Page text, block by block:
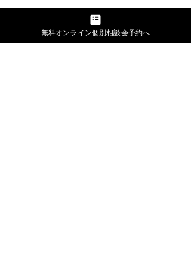
無料オンライン個別相談会予約へ